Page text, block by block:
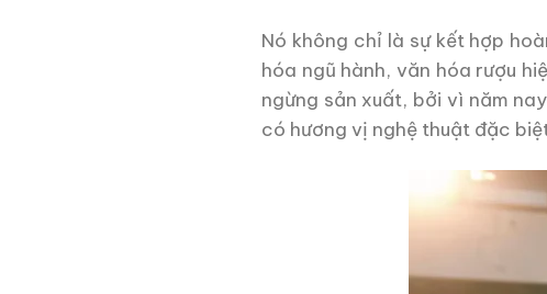
Nó không chỉ là sự kết hợp
hóa ngũ hành, văn hóa rượu
ngừng sản xuất, bởi vì năm
có hương vị nghệ thuật đặc